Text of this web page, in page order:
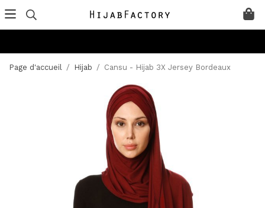
Page d'accueil / Hijab / Cansu - Hijab 3X Jersey Bordeaux